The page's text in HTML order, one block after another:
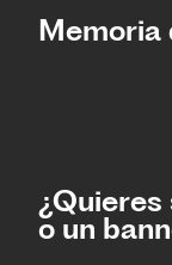
Memoria
o un